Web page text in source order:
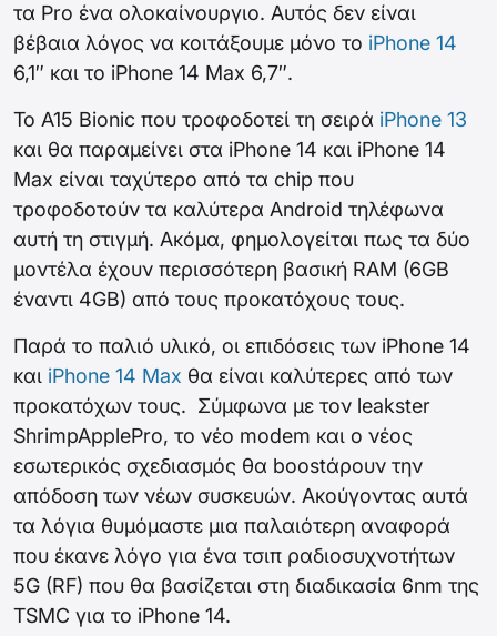
τα Pro ένα ολοκαίνουργιο. Αυτός δεν είναι
βέβαια λόγος να κοιτάξουμε μόνο το iPhone 14
6,1″ και το iPhone 14 Max 6,7″.
Το A15 Bionic που τροφοδοτεί τη σειρά iPhone 13
και θα παραμείνει στα iPhone 14 και iPhone 14
Max είναι ταχύτερο από τα chip που
τροφοδοτούν τα καλύτερα Android τηλέφωνα
αυτή τη στιγμή. Ακόμα, φημολογείται πως τα δύο
μοντέλα έχουν περισσότερη βασική RAM (6GB
έναντι 4GB) από τους προκατόχους τους.
Παρά το παλιό υλικό, οι επιδόσεις των iPhone 14
και iPhone 14 Max θα είναι καλύτερες από των
προκατόχων τους. Σύμφωνα με τον leakster
ShrimpApplePro, το νέο modem και ο νέος
εσωτερικός σχεδιασμός θα boostάρουν την
απόδοση των νέων συσκευών. Ακούγοντας αυτά
τα λόγια θυμόμαστε μια παλαιότερη αναφορά
που έκανε λόγο για ένα τσιπ ραδιοσυχνοτήτων
5G (RF) που θα βασίζεται στη διαδικασία 6nm της
TSMC για το iPhone 14.